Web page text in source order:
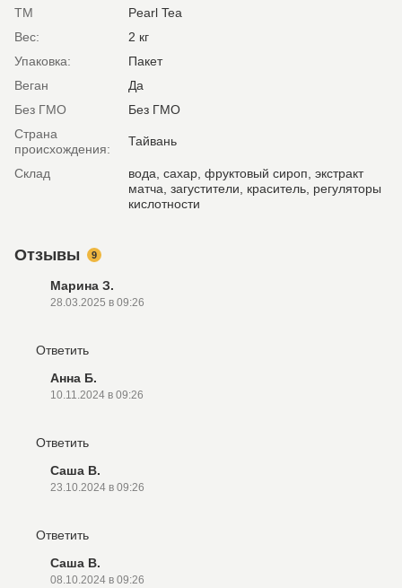
ТМ
Pearl Tea
Вес:
2 кг
Упаковка:
Пакет
Веган
Да
Без ГМО
Без ГМО
Страна
происхождения:
Тайвань
Склад
вода, сахар, фруктовый сироп, экстракт
матча, загустители, краситель, регуляторы
кислотности
Отзывы 9
Марина З.
28.03.2025 в 09:26
Ответить
Анна Б.
10.11.2024 в 09:26
Ответить
Саша В.
23.10.2024 в 09:26
Ответить
Саша В.
08.10.2024 в 09:26